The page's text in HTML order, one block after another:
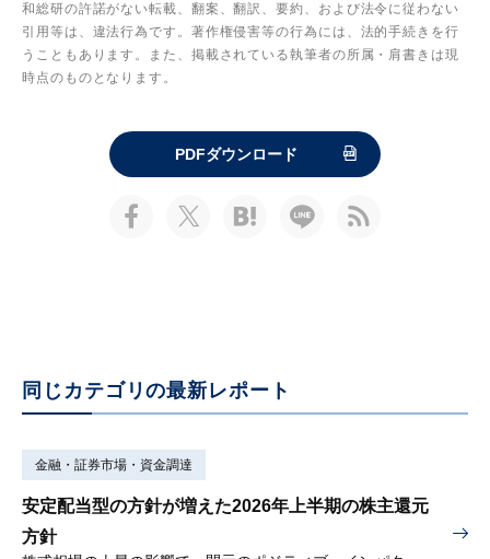
和総研の許諾がない転載、翻案、翻訳、要約、および法令に従わない
引用等は、違法行為です。著作権侵害等の行為には、法的手続きを行
うこともあります。また、掲載されている執筆者の所属・肩書きは現
時点のものとなります。
PDFダウンロード
同じカテゴリの最新レポート
金融・証券市場・資金調達
安定配当型の方針が増えた2026年上半期の株主還元
方針